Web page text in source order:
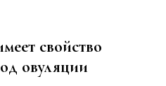
свойство
овуляции